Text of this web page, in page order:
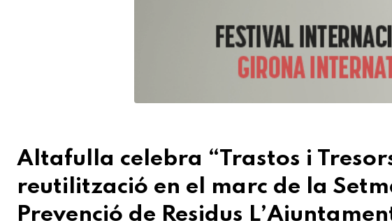
Altafulla celebra “Trastos i
reutilització en el marc de la
Prevenció de Residus